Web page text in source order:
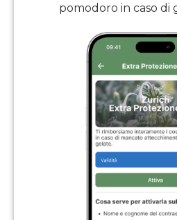
pomodoro in caso di